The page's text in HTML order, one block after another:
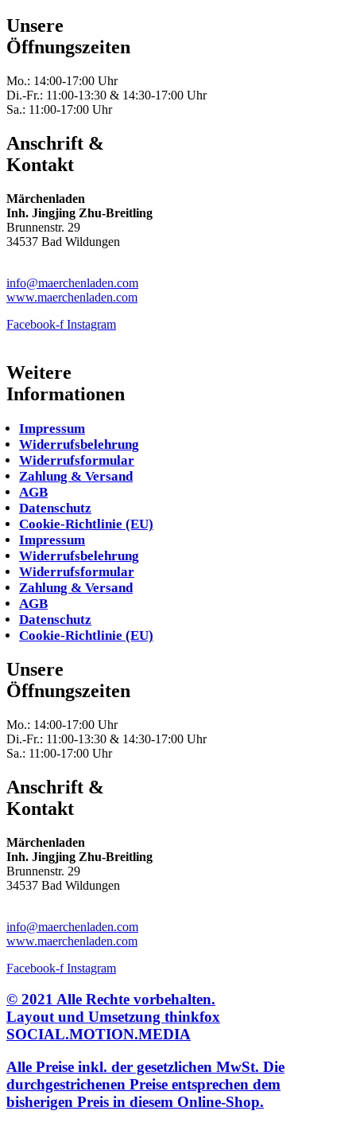
Unsere
Öffnungszeiten
Mo.: 14:00-17:00 Uhr
Di.-Fr.: 11:00-13:30 & 14:30-17:00 Uhr
Sa.: 11:00-17:00 Uhr
Anschrift &
Kontakt
Märchenladen
Inh. Jingjing Zhu-Breitling
Brunnenstr. 29
34537 Bad Wildungen
info@maerchenladen.com
www.maerchenladen.com
Facebook-f Instagram
Weitere
Informationen
Impressum
Widerrufsbelehrung
Widerrufsformular
Zahlung & Versand
AGB
Datenschutz
Cookie-Richtlinie (EU)
Impressum
Widerrufsbelehrung
Widerrufsformular
Zahlung & Versand
AGB
Datenschutz
Cookie-Richtlinie (EU)
Unsere
Öffnungszeiten
Mo.: 14:00-17:00 Uhr
Di.-Fr.: 11:00-13:30 & 14:30-17:00 Uhr
Sa.: 11:00-17:00 Uhr
Anschrift &
Kontakt
Märchenladen
Inh. Jingjing Zhu-Breitling
Brunnenstr. 29
34537 Bad Wildungen
info@maerchenladen.com
www.maerchenladen.com
Facebook-f Instagram
© 2021 Alle Rechte vorbehalten.
Layout und Umsetzung thinkfox
SOCIAL.MOTION.MEDIA
Alle Preise inkl. der gesetzlichen MwSt. Die
durchgestrichenen Preise entsprechen dem
bisherigen Preis in diesem Online-Shop.